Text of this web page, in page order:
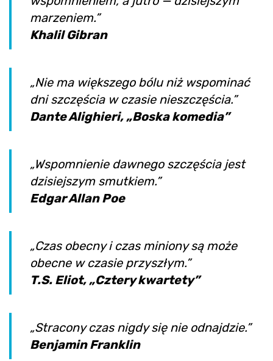
marzeniem.”
Khalil Gibran
„Nie ma większego bólu niż wspominać
dni szczęścia w czasie nieszczęścia.”
Dante Alighieri, „Boska komedia”
„Wspomnienie dawnego szczęścia jest
dzisiejszym smutkiem.”
Edgar Allan Poe
„Czas obecny i czas miniony są może
obecne w czasie przyszłym.”
T.S. Eliot, „Cztery kwartety”
„Stracony czas nigdy się nie odnajdzie.”
Benjamin Franklin